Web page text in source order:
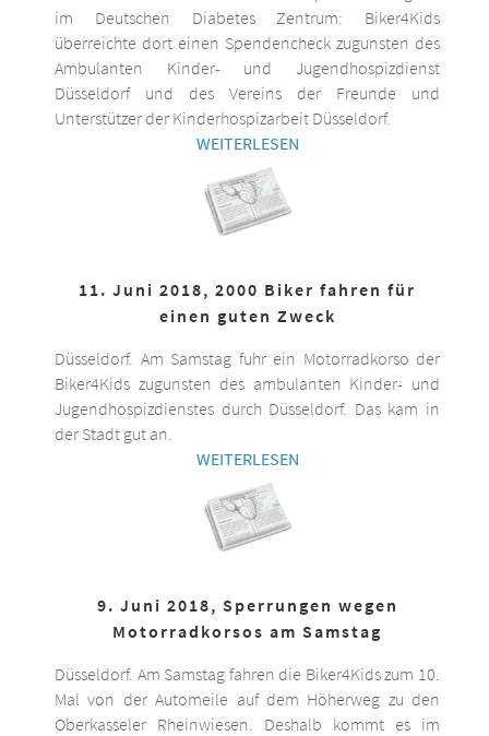
im Deutschen Diabetes Zentrum: Biker4Kids
überreichte dort einen Spendencheck zugunsten des
Ambulanten Kinder- und Jugendhospizdienst
Düsseldorf und des Vereins der Freunde und
Unterstützer der Kinderhospizarbeit Düsseldorf.
WEITERLESEN
11. Juni 2018, 2000 Biker fahren für
einen guten Zweck
Düsseldorf. Am Samstag fuhr ein Motorradkorso der
Biker4Kids zugunsten des ambulanten Kinder- und
Jugendhospizdienstes durch Düsseldorf. Das kam in
der Stadt gut an.
WEITERLESEN
9. Juni 2018, Sperrungen wegen
Motorradkorsos am Samstag
Düsseldorf. Am Samstag fahren die Biker4Kids zum 10.
Mal von der Automeile auf dem Höherweg zu den
Oberkasseler Rheinwiesen. Deshalb kommt es im